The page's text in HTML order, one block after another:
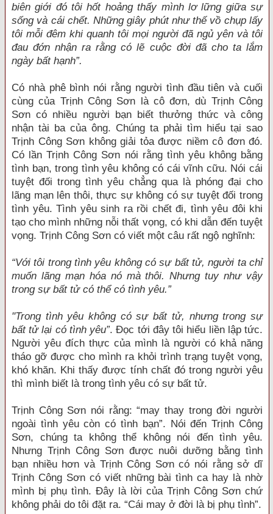
biên giới đó tôi hốt hoảng thấy mình lơ lững giữa sự
sống và cái chết. Những giây phút như thế vồ chụp lấy
tôi mỗi đêm khi quanh tôi mọi người đã ngủ yên và tôi
đau đớn nhận ra rằng có lẽ cuộc đời đã cho ta lắm
ngày bất hạnh”.
Có nhà phê bình nói rằng người tình đầu tiên và cuối
cùng của Trịnh Công Sơn là cô đơn, dù Trịnh Công
Sơn có nhiều người bạn biết thưởng thức và công
nhận tài ba của ông. Chúng ta phải tìm hiểu tại sao
Trịnh Công Sơn không giải tỏa được niềm cô đơn đó.
Có lần Trịnh Công Sơn nói rằng tình yêu không bằng
tình bạn, trong tình yêu không có cái vĩnh cữu. Nói cái
tuyệt đối trong tình yêu chẳng qua là phóng đại cho
lãng mạn lên thôi, thực sự không có sự tuyệt đối trong
tình yêu. Tình yêu sinh ra rồi chết đi, tình yêu đôi khi
tạo cho mình những nỗi thất vọng, có khi dẫn đến tuyệt
vọng. Trịnh Công Sơn có viết một câu rất ngộ nghĩnh:
“Với tôi trong tình yêu không có sự bất tử, người ta chỉ
muốn lãng mạn hóa nó mà thôi. Nhưng tuy như vậy
trong sự bất tử có thể có tình yêu.”
"Trong tình yêu không có sự bất tử, nhưng trong sự
bất tử lại có tình yêu”. Đọc tới đây tôi hiểu liền lập tức.
Người yêu đích thực của mình là người có khả năng
tháo gỡ được cho mình ra khỏi trình trạng tuyệt vọng,
khó khăn. Khi thấy được tính chất đó trong người yêu
thì mình biết là trong tình yêu có sự bất tử.
Trịnh Công Sơn nói rằng: “may thay trong đời người
ngoài tình yêu còn có tình bạn”. Nói đến Trịnh Công
Sơn, chúng ta không thể không nói đến tình yêu.
Nhưng Trịnh Công Sơn được nuôi dưỡng bằng tình
bạn nhiều hơn và Trịnh Công Sơn có nói rằng sở dĩ
Trịnh Công Sơn có viết những bài tình ca hay là nhờ
mình bị phụ tình. Đây là lời của Trịnh Công Sơn chứ
không phải do tôi đặt ra. “Cái may ở đời là bị phụ tình”.